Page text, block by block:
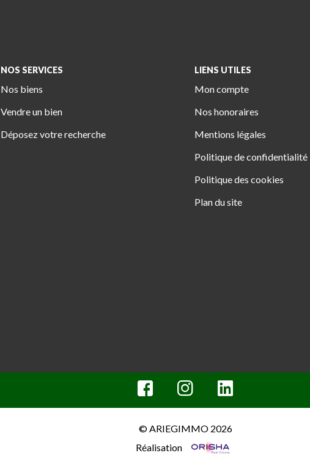
NOS SERVICES
Nos biens
Vendre un bien
Déposez votre recherche
LIENS UTILES
Mon compte
Nos honoraires
Mentions légales
Politique de confidentialité
Politique des cookies
Plan du site
© ARIEGIMMO 2026
Réalisation